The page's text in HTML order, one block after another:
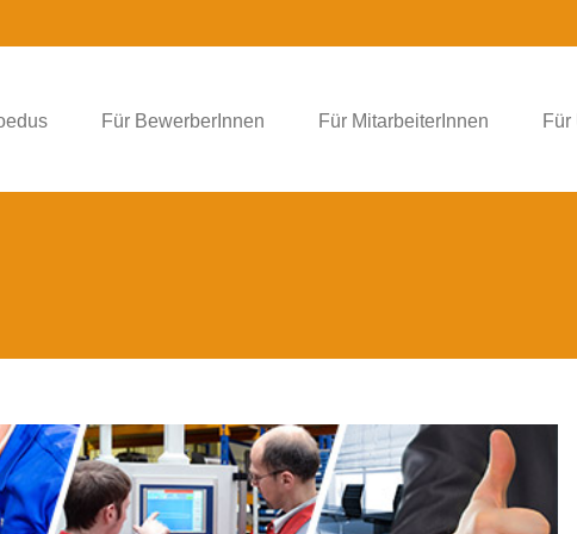
Für BewerberInnen Für MitarbeiterInnen Für